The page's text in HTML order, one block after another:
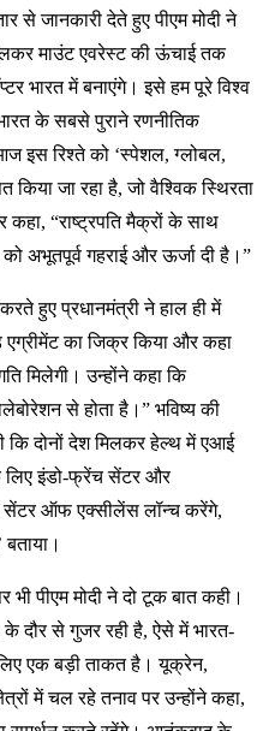
से जानकारी देते हुए पीएम मोदी ने
माउंट एवरेस्ट की ऊंचाई तक
भारत में बनाएंगे। इसे हम पूरे विश्व
के सबसे पुराने रणनीतिक
इस रिश्ते को ‘स्पेशल, ग्लोबल,
किया जा रहा है, जो वैश्विक स्थिरता
“राष्ट्रपति मैक्रों के साथ
अभूतपूर्व गहराई और ऊर्जा दी है।”
हुए प्रधानमंत्री ने हाल ही में
का जिक्र किया और कहा
मिलेगी। उन्होंने कहा कि
से होता है।” भविष्य की
कि दोनों देश मिलकर हेल्थ में एआई
लिए इंडो-फ्रेंच सेंटर और
सेंटर ऑफ एक्सीलेंस लॉन्च करेंगे,
बताया।
पीएम मोदी ने दो टूक बात कही।
दौर से गुजर रही है, ऐसे में भारत-
एक बड़ी ताकत है। यूक्रेन,
में चल रहे तनाव पर उन्होंने कहा,